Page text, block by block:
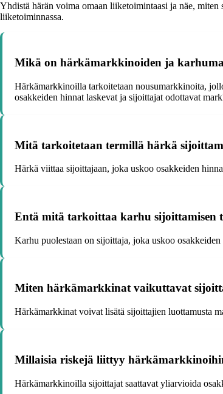
Yhdistä härän voima omaan liiketoimintaasi ja näe,
liiketoiminnassa.
Mikä on härkämarkkinoiden ja
Härkämarkkinoilla tarkoitetaan nousumarkkinoita,
osakkeiden hinnat laskevat ja sijoittajat odottavat
Mitä tarkoitetaan termillä härkä
Härkä viittaa sijoittajaan, joka uskoo osakkeiden
Entä mitä tarkoittaa karhu sijoittamisen
Karhu puolestaan on sijoittaja, joka uskoo
Miten härkämarkkinat vaikuttavat
Härkämarkkinat voivat lisätä sijoittajien luottamusta
Millaisia riskejä liittyy
Härkämarkkinoilla sijoittajat saattavat yliarvioida